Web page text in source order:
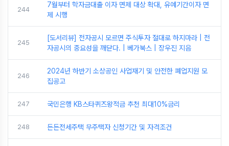
244
7월부터 학자금대출 이자 면제 대상 확대, 유예기간이자 면
제 시행
245
[도서리뷰] 전자공시 모르면 주식투자 절대로 하지마라 | 전
자공시의 중요성을 깨닫다. | 베가북스 | 장우진 지음
246
2024년 하반기 소상공인 사업재기 및 안전한 폐업지원 모
집공고
247 국민은행 KB스타퀴즈왕적금 추천 최대10%금리
248 든든전세주택 무주택자 신청기간 및 자격조건